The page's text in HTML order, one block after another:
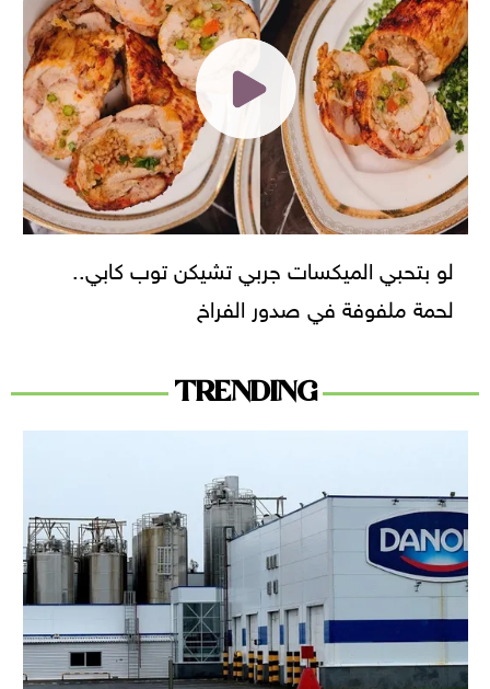
لو بتحبي الميكسات جربي تشيكن توب كابي..
لحمة ملفوفة في صدور الفراخ
TRENDING